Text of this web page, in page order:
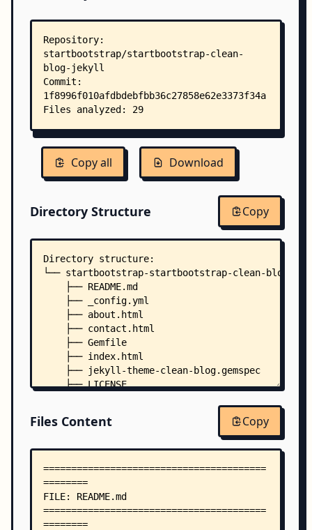
Copy all Download
Directory Structure Copy
Directory structure:
└── startbootstrap-startbootstrap-clean-blog-
    ├── README.md
    ├── _config.yml
    ├── about.html
    ├── contact.html
    ├── Gemfile
    ├── index.html
    ├── jekyll-theme-clean-blog.gemspec
    ├── LICENSE
    │   ├── footer.html
    │   ├── google-analytics.html
    │   ├── head.html
    │   ├── navbar.html
    │   ├── read_time.html
    │   └── scripts.html
    ├── _layouts/
    │   ├── default.html
Files Content Copy